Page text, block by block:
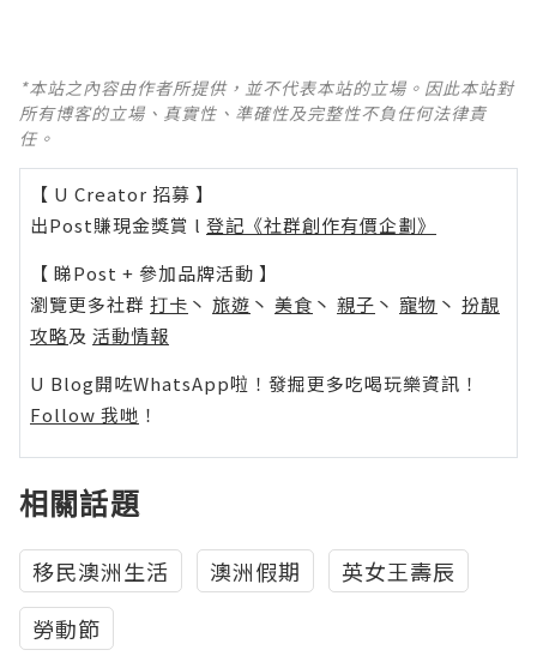
*本站之內容由作者所提供，並不代表本站的立場。因此本站對
所有博客的立場、真實性、準確性及完整性不負任何法律責
任。
【 U Creator 招募 】
出Post賺現金獎賞 l 登記《社群創作有價企劃》
【 睇Post + 參加品牌活動 】
瀏覽更多社群 打卡 丶 旅遊 丶 美食 丶 親子 丶 寵物 丶 扮靚
攻略及 活動情報
U Blog開咗WhatsApp啦！發掘更多吃喝玩樂資訊！
Follow 我哋 ！
相關話題
移民澳洲生活 澳洲假期
英女王壽辰
勞動節